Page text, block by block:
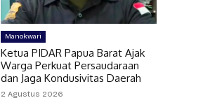
Manokwari
Ketua PIDAR Papua Barat Ajak
Warga Perkuat Persaudaraan
dan Jaga Kondusivitas Daerah
2 Agustus 2026